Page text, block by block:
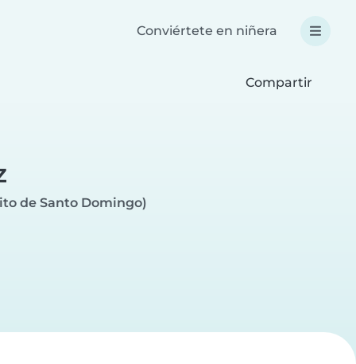
Conviértete en niñera
Compartir
de Santo Domingo)